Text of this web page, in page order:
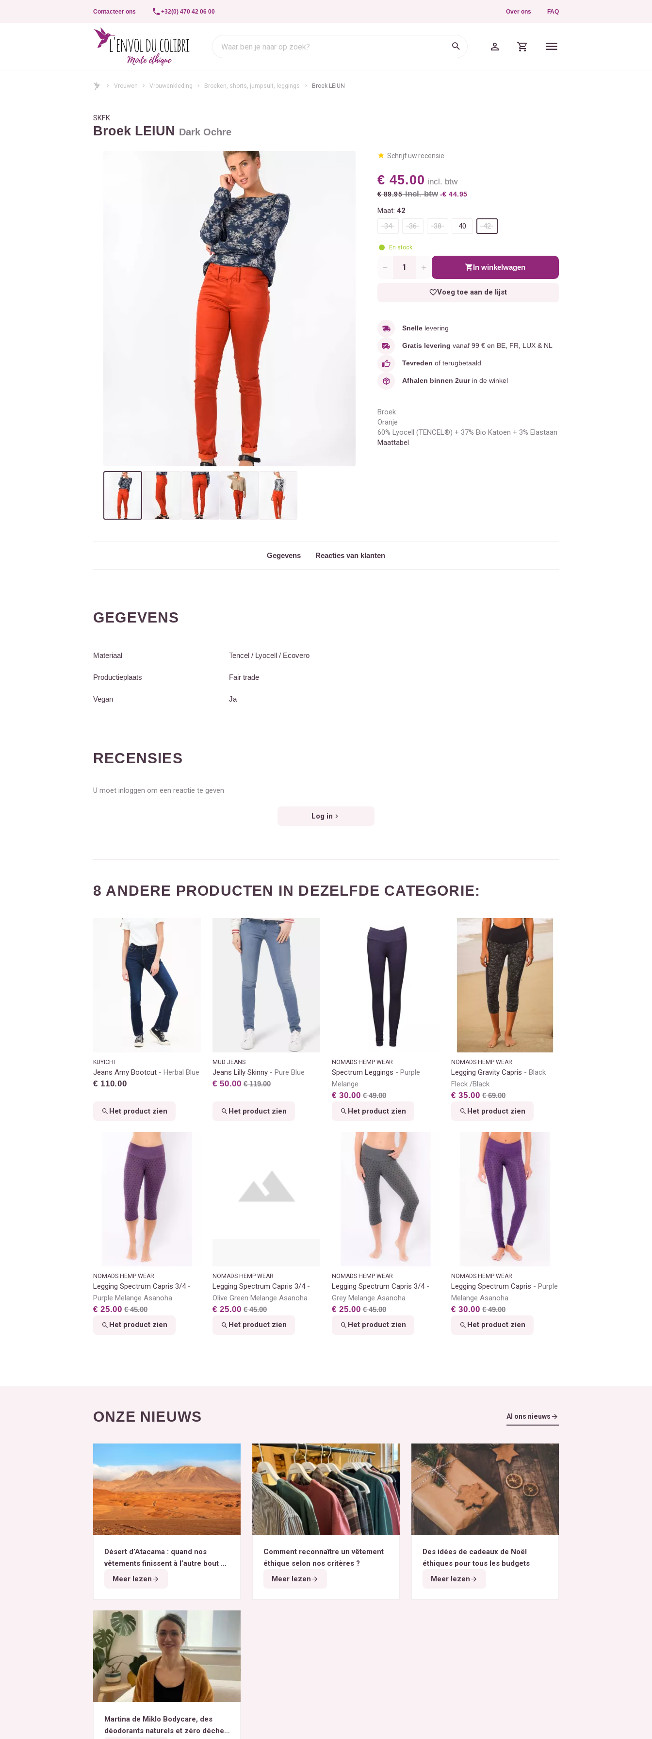
Contacteer ons +32(0) 470 42 06 00 Over ons FAQ
Vrouwen Vrouwenkleding Broeken, shorts, jumpsuit, leggings Broek LEIUN
SKFK
Broek LEIUN Dark Ochre
Schrijf uw recensie
€ 45.00 incl. btw
€ 89.95incl. btw -€ 44.95
Maat: 42
34
36 38 40 42
En stock
Aantal In winkelwagen
Voeg toe aan de lijst
Snellelevering
Gratis levering vanaf 99 € en BE, FR, LUX & NL
Tevreden of terugbetaald
Afhalen binnen 2uurin de winkel
Broek
Oranje
60% Lyocell (TENCEL®) + 37% Bio Katoen + 3% Elastaan
Maattabel
Gegevens Reacties van klanten
GEGEVENS
Materiaal Tencel / Lyocell / Ecovero
Productieplaats Fair trade
Vegan Ja
RECENSIES
U moet inloggen om een reactie te geven
Log in
8 ANDERE PRODUCTEN IN DEZELFDE CATEGORIE:
KUYICHI
Jeans Amy Bootcut Herbal Blue
€ 110.00
Het product zien
MUD JEANS
Jeans Lilly Skinny Pure Blue
€ 50.00 € 119.00
Het product zien
NOMADS HEMP WEAR
Spectrum Leggings
Purple
Melange
€ 30.00 € 49.00
Het product zien
NOMADS HEMP WEAR
Legging Gravity Capris
Black
Fleck /Black
€ 35.00 € 69.00
Het product zien
NOMADS HEMP WEAR
Legging Spectrum Capris 3/4
Purple Melange Asanoha
€ 25.00 € 45.00
Het product zien
NOMADS HEMP WEAR
Legging Spectrum Capris 3/4
Olive Green Melange Asanoha
€ 25.00 € 45.00
Het product zien
NOMADS HEMP WEAR
Legging Spectrum Capris 3/4
Grey Melange Asanoha
€ 25.00 € 45.00
Het product zien
NOMADS HEMP WEAR
Legging Spectrum Capris
Purple
Melange Asanoha
€ 30.00 € 49.00
Het product zien
ONZE NIEUWS Al ons nieuws
Désert d’Atacama : quand nos
vêtements finissent à l’autre bout du
monde
Meer lezen
Comment reconnaître un vêtement
éthique selon nos critères ?
Meer lezen
Des idées de cadeaux de Noël
éthiques pour tous les budgets
Meer lezen
Martina de Miklo Bodycare, des
déodorants naturels et zéro déchet